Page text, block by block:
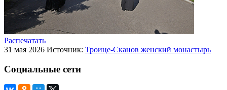
Распечатать
31 мая 2026 Источник: Троице-Сканов женский монастырь
Социальные сети